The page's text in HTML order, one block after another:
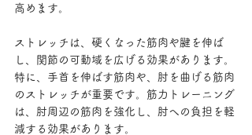
高めます。
ストレッチは、硬くなった筋肉や腱を伸ば
し、関節の可動域を広げる効果があります。
特に、手首を伸ばす筋肉や、肘を曲げる筋肉
のストレッチが重要です。筋力トレーニング
は、肘周辺の筋肉を強化し、肘への負担を軽
減する効果があります。